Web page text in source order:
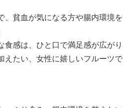
、貧血が気になる方や腸内環境を
食感は、ひと口で満足感が広がり
えたい、女性に嬉しいフルーツで